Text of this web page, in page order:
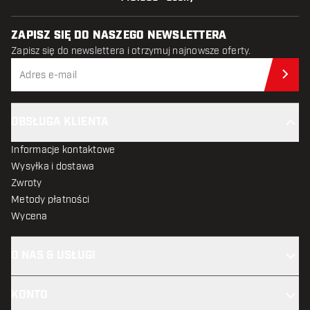
ZAPISZ SIĘ DO NASZEGO NEWSLETTERA
Zapisz się do newslettera i otrzymuj najnowsze oferty.
Informacje kontaktowe
Wysyłka i dostawa
Zwroty
Metody płatności
Wycena